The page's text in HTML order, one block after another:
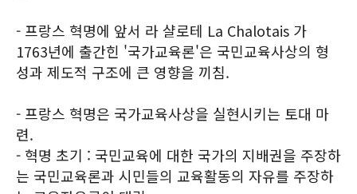
- 프랑스 혁명에 앞서 라 샬로테 La Chalotais 가
1763년에 출간힌 '국가교육론'은 국민교육사상의 형
성과 제도적 구조에 큰 영향을 끼침.
- 프랑스 혁명은 국가교육사상을 실현시키는 토대 마
련.
- 혁명 초기 : 국민교육에 대한 국가의 지배권을 주장하
는 국민교육론과 시민들의 교육활동의 자유를 주장하